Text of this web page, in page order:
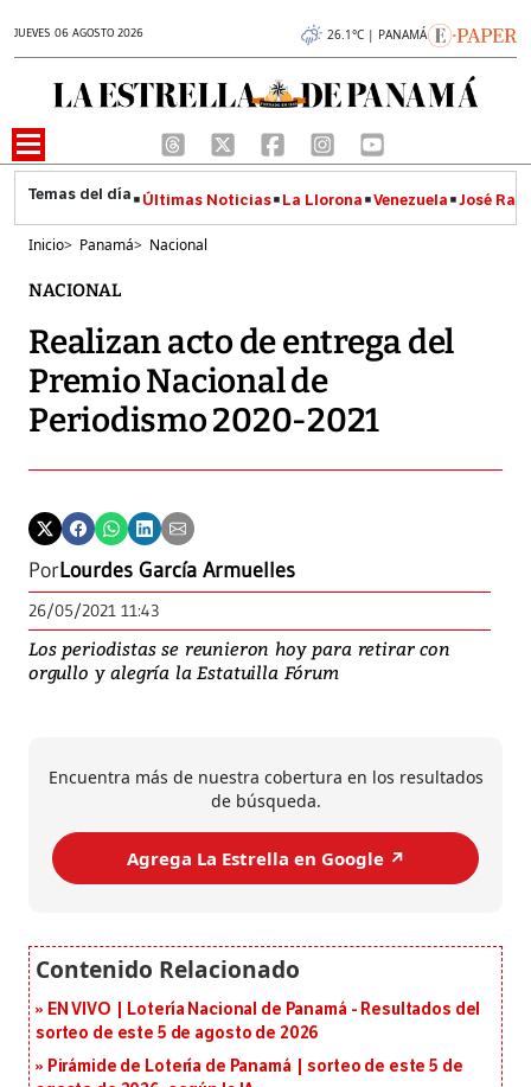
JUEVES 06 AGOSTO 2026 26.1°C | PANAMÁ
Últimas Noticias La Llorona Venezuela José
Inicio> Panamá> Nacional
NACIONAL
Realizan acto de entrega del
Premio Nacional de
Periodismo 2020-2021
PorLourdes García Armuelles
26/05/2021 11:43
Los periodistas se reunieron hoy para retirar con
orgullo y alegría la Estatuilla Fórum
Encuentra más de nuestra cobertura en los resultados
de búsqueda.
Agrega La Estrella en Google ↗️
EN VIVO | Lotería Nacional de Panamá - Resultados del
sorteo de este 5 de agosto de 2026
Pirámide de Lotería de Panamá | sorteo de este 5 de